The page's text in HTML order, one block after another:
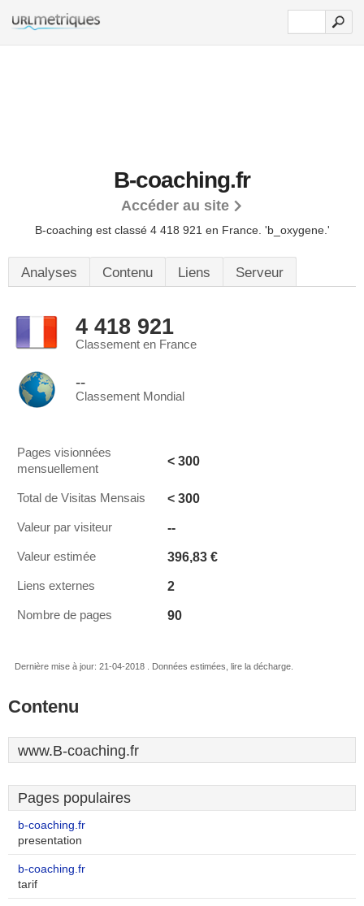
B-coaching.fr
Accéder au site
B-coaching est classé 4 418 921 en France. 'b_oxygene.'
Analyses Contenu Liens Serveur
4 418 921
Classement en France
--
Classement Mondial
Pages visionnées
mensuellement
< 300
Total de Visitas Mensais < 300
Valeur par visiteur --
Valeur estimée 396,83 €
Liens externes 2
Nombre de pages 90
Dernière mise à jour: 21-04-2018 . Données estimées, lire la décharge.
Contenu
www.B-coaching.fr
Pages populaires
b-coaching.fr
presentation
b-coaching.fr
tarif